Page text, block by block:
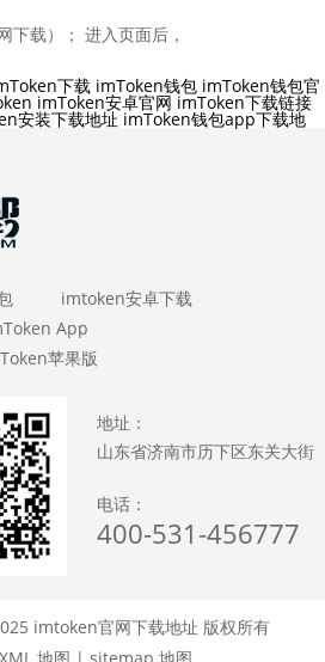
下载）； 进入页面后，
下载 imToken钱包 imToken钱包官
imToken安卓官网 imToken下载链接
安装下载地址 imToken钱包app下载地
imtoken安卓下载
App
苹果版
地址：
山东省济南市历下区东关大街
电话：
400-531-456777
imtoken官网下载地址 版权所有